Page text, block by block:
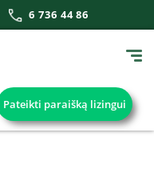
6 736 44 86
Pateikti paraišką lizingui